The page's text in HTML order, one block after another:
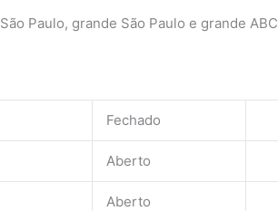
São Paulo, grande São Paulo e grande ABC
Fechado
Aberto
Aberto